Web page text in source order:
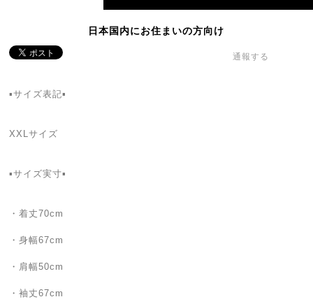
日本国内にお住まいの方向け
通報する
▪️サイズ表記▪️
XXLサイズ
▪️サイズ実寸▪️
・着丈70cm
・身幅67cm
・肩幅50cm
・袖丈67cm